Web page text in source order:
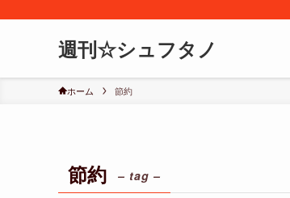
週刊☆シュフタノ
ホーム 節約
節約 – tag –